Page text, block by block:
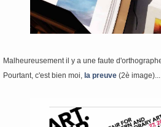
Malheureusement il y a une faute
Pourtant, c'est bien moi, la preuve (2è image)...